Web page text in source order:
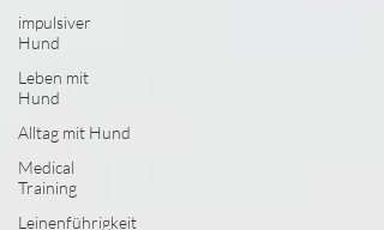
impulsiver
Hund
Leben mit
Hund
Alltag mit Hund
Medical
Training
Leinenführigkeit